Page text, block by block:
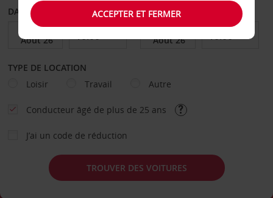
DATE DE DÉPART DATE DE RETOUR
TYPE DE LOCATION
Loisir
Travail Autre
Conducteur âgé de plus de 25 ans
J’ai un code de réduction
TROUVER DES VOITURES
ACCEPTER ET FERMER